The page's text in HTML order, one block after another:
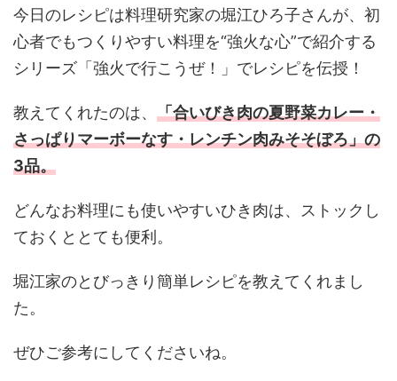
今日のレシピは料理研究家の堀江ひろ子さんが、初
心者でもつくりやすい料理を“強火な心”で紹介する
シリーズ「強火で行こうぜ！」でレシピを伝授！
教えてくれたのは、 「合いびき肉の夏野菜カレー・
さっぱりマーボーなす・レンチン肉みそそぼろ」の
3品。
どんなお料理にも使いやすいひき肉は、ストックし
ておくととても便利。
堀江家のとびっきり簡単レシピを教えてくれまし
た。
ぜひご参考にしてくださいね。